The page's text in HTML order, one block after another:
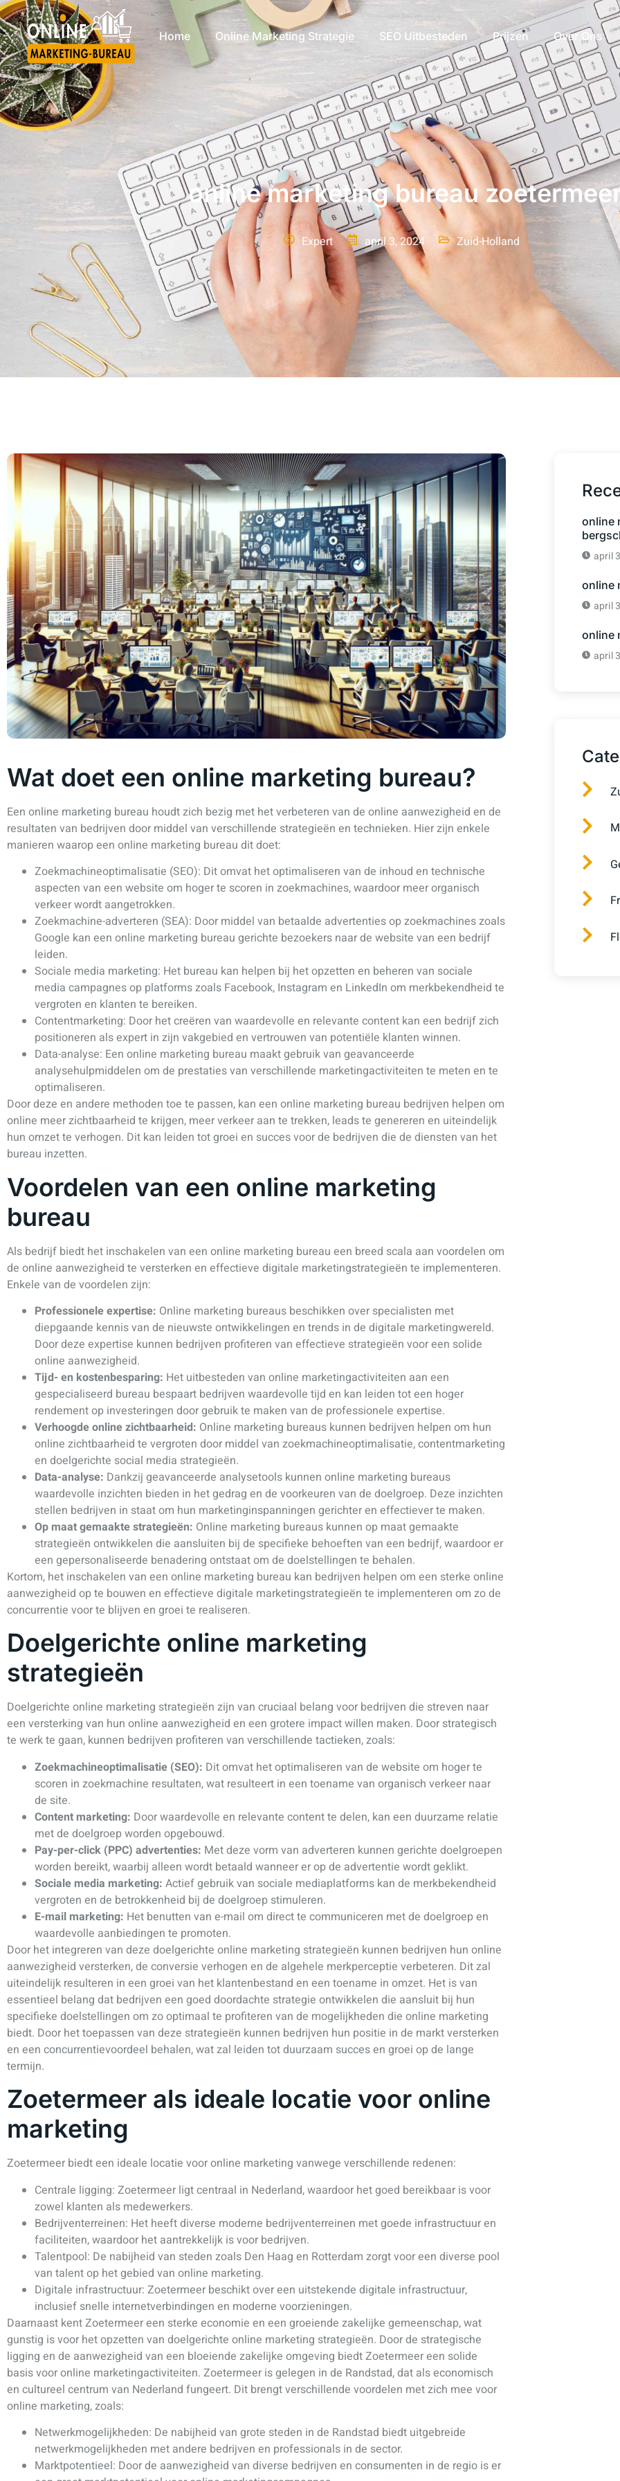
Home Online Marketing Strategie SEO Uitbesteden Prijzen Over Ons
online marketing bureau
Expert april 3, 2024 Zuid-Holland
Wat doet een online marketing bureau?
Een online marketing bureau houdt zich bezig met het verbeteren van de online aanwezigheid en de
resultaten van bedrijven door middel van verschillende strategieën en technieken. Hier zijn enkele
manieren waarop een online marketing bureau dit doet:
Zoekmachineoptimalisatie (SEO): Dit omvat het optimaliseren van de inhoud en technische
aspecten van een website om hoger te scoren in zoekmachines, waardoor meer organisch
verkeer wordt aangetrokken.
Zoekmachine-adverteren (SEA): Door middel van betaalde advertenties op zoekmachines zoals
Google kan een online marketing bureau gerichte bezoekers naar de website van een bedrijf
leiden.
Sociale media marketing: Het bureau kan helpen bij het opzetten en beheren van sociale
media campagnes op platforms zoals Facebook, Instagram en LinkedIn om merkbekendheid te
vergroten en klanten te bereiken.
Contentmarketing: Door het creëren van waardevolle en relevante content kan een bedrijf zich
positioneren als expert in zijn vakgebied en vertrouwen van potentiële klanten winnen.
Data-analyse: Een online marketing bureau maakt gebruik van geavanceerde
analysehulpmiddelen om de prestaties van verschillende marketingactiviteiten te meten en te
optimaliseren.
Door deze en andere methoden toe te passen, kan een online marketing bureau bedrijven helpen om
online meer zichtbaarheid te krijgen, meer verkeer aan te trekken, leads te genereren en uiteindelijk
hun omzet te verhogen. Dit kan leiden tot groei en succes voor de bedrijven die de diensten van het
bureau inzetten.
Voordelen van een online marketing
bureau
Als bedrijf biedt het inschakelen van een online marketing bureau een breed scala aan voordelen om
de online aanwezigheid te versterken en effectieve digitale marketingstrategieën te implementeren.
Enkele van de voordelen zijn:
Professionele expertise: Online marketing bureaus beschikken over specialisten met
diepgaande kennis van de nieuwste ontwikkelingen en trends in de digitale marketingwereld.
Door deze expertise kunnen bedrijven profiteren van effectieve strategieën voor een solide
online aanwezigheid.
Tijd- en kostenbesparing: Het uitbesteden van online marketingactiviteiten aan een
gespecialiseerd bureau bespaart bedrijven waardevolle tijd en kan leiden tot een hoger
rendement op investeringen door gebruik te maken van de professionele expertise.
Verhoogde online zichtbaarheid: Online marketing bureaus kunnen bedrijven helpen om hun
online zichtbaarheid te vergroten door middel van zoekmachineoptimalisatie, contentmarketing
en doelgerichte social media strategieën.
Data-analyse: Dankzij geavanceerde analysetools kunnen online marketing bureaus
waardevolle inzichten bieden in het gedrag en de voorkeuren van de doelgroep. Deze inzichten
stellen bedrijven in staat om hun marketinginspanningen gerichter en effectiever te maken.
Op maat gemaakte strategieën: Online marketing bureaus kunnen op maat gemaakte
strategieën ontwikkelen die aansluiten bij de specifieke behoeften van een bedrijf, waardoor er
een gepersonaliseerde benadering ontstaat om de doelstellingen te behalen.
Kortom, het inschakelen van een online marketing bureau kan bedrijven helpen om een sterke online
aanwezigheid op te bouwen en effectieve digitale marketingstrategieën te implementeren om zo de
concurrentie voor te blijven en groei te realiseren.
Doelgerichte online marketing
strategieën
Doelgerichte online marketing strategieën zijn van cruciaal belang voor bedrijven die streven naar
een versterking van hun online aanwezigheid en een grotere impact willen maken. Door strategisch
te werk te gaan, kunnen bedrijven profiteren van verschillende tactieken, zoals:
Zoekmachineoptimalisatie (SEO): Dit omvat het optimaliseren van de website om hoger te
scoren in zoekmachine resultaten, wat resulteert in een toename van organisch verkeer naar
de site.
Content marketing: Door waardevolle en relevante content te delen, kan een duurzame relatie
met de doelgroep worden opgebouwd.
Pay-per-click (PPC) advertenties: Met deze vorm van adverteren kunnen gerichte doelgroepen
worden bereikt, waarbij alleen wordt betaald wanneer er op de advertentie wordt geklikt.
Sociale media marketing: Actief gebruik van sociale mediaplatforms kan de merkbekendheid
vergroten en de betrokkenheid bij de doelgroep stimuleren.
E-mail marketing: Het benutten van e-mail om direct te communiceren met de doelgroep en
waardevolle aanbiedingen te promoten.
Door het integreren van deze doelgerichte online marketing strategieën kunnen bedrijven hun online
aanwezigheid versterken, de conversie verhogen en de algehele merkperceptie verbeteren. Dit zal
uiteindelijk resulteren in een groei van het klantenbestand en een toename in omzet. Het is van
essentieel belang dat bedrijven een goed doordachte strategie ontwikkelen die aansluit bij hun
specifieke doelstellingen om zo optimaal te profiteren van de mogelijkheden die online marketing
biedt. Door het toepassen van deze strategieën kunnen bedrijven hun positie in de markt versterken
en een concurrentievoordeel behalen, wat zal leiden tot duurzaam succes en groei op de lange
termijn.
Zoetermeer als ideale locatie voor online
marketing
Zoetermeer biedt een ideale locatie voor online marketing vanwege verschillende redenen:
Centrale ligging: Zoetermeer ligt centraal in Nederland, waardoor het goed bereikbaar is voor
zowel klanten als medewerkers.
Bedrijventerreinen: Het heeft diverse moderne bedrijventerreinen met goede infrastructuur en
faciliteiten, waardoor het aantrekkelijk is voor bedrijven.
Talentpool: De nabijheid van steden zoals Den Haag en Rotterdam zorgt voor een diverse pool
van talent op het gebied van online marketing.
Digitale infrastructuur: Zoetermeer beschikt over een uitstekende digitale infrastructuur,
inclusief snelle internetverbindingen en moderne voorzieningen.
Daarnaast kent Zoetermeer een sterke economie en een groeiende zakelijke gemeenschap, wat
gunstig is voor het opzetten van doelgerichte online marketing strategieën. Door de strategische
ligging en de aanwezigheid van een bloeiende zakelijke omgeving biedt Zoetermeer een solide
basis voor online marketingactiviteiten. Zoetermeer is gelegen in de Randstad, dat als economisch
en cultureel centrum van Nederland fungeert. Dit brengt verschillende voordelen met zich mee voor
online marketing, zoals:
Netwerkmogelijkheden: De nabijheid van grote steden in de Randstad biedt uitgebreide
netwerkmogelijkheden met andere bedrijven en professionals in de sector.
Marktpotentieel: Door de aanwezigheid van diverse bedrijven en consumenten in de regio is er
online
april
online
april
online
april